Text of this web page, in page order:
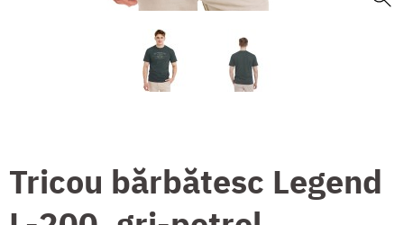
Tricou bărbătesc Legend